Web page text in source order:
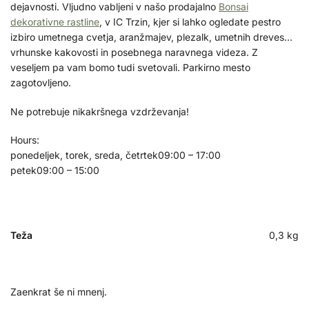
dejavnosti. Vljudno vabljeni v našo prodajalno Bonsai
dekorativne rastline, v IC Trzin, kjer si lahko ogledate pestro
izbiro umetnega cvetja, aranžmajev, plezalk, umetnih dreves…
vrhunske kakovosti in posebnega naravnega videza. Z
veseljem pa vam bomo tudi svetovali. Parkirno mesto
zagotovljeno.
Ne potrebuje nikakršnega vzdrževanja!
Hours:
ponedeljek, torek, sreda, četrtek09:00 – 17:00
petek09:00 – 15:00
Teža 0,3 kg
Zaenkrat še ni mnenj.